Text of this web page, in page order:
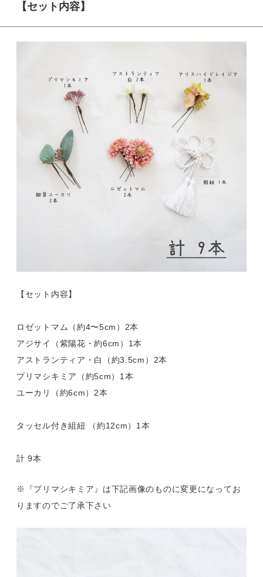
【セット内容】
【セット内容】
ロゼットマム（約4〜5cm）2本
アジサイ（紫陽花・約6cm）1本
アストランティア・白（約3.5cm）2本
プリマシキミア（約5cm）1本
ユーカリ（約6cm）2本
タッセル付き組紐 （約12cm）1本
計 9本
※『プリマシキミア』は下記画像のものに変更になってお
りますのでご了承下さい